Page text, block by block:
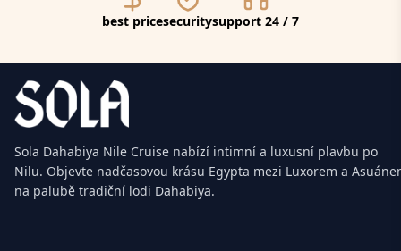
best pricesecuritysupport 24 / 7
Sola Dahabiya Nile Cruise nabízí intimní a luxusní plavbu po
Nilu. Objevte nadčasovou krásu Egypta mezi Luxorem a
na palubě tradiční lodi Dahabiya.